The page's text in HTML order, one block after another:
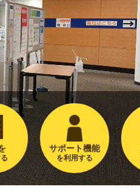
サポート機能
を利用する